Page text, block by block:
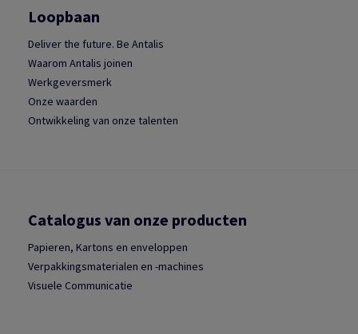
Loopbaan
Deliver the future. Be Antalis
Waarom Antalis joinen
Werkgeversmerk
Onze waarden
Ontwikkeling van onze talenten
Catalogus van onze producten
Papieren, Kartons en enveloppen
Verpakkingsmaterialen en -machines
Visuele Communicatie